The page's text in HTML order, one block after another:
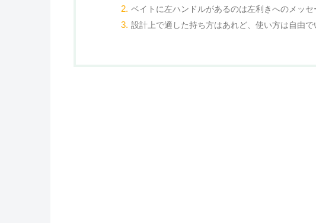
ベイトに左ハンドルがあるのは左利きへのメッセ
設計上で適した持ち方はあれど、使い方は自由で